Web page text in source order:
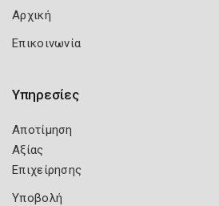
Αρχική
Επικοινωνία
Υπηρεσίες
Αποτίμηση
Αξίας
Επιχείρησης
Υποβολή